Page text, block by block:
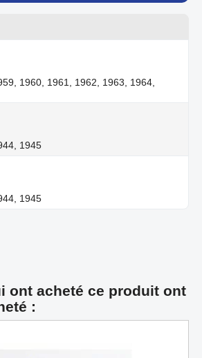
1960, 1961, 1962, 1963, 1964,
1945
1945
ont acheté ce produit ont
: